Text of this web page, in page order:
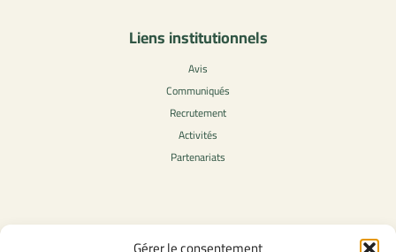
Liens institutionnels
Avis
Communiqués
Recrutement
Activités
Partenariats
Contenu légale